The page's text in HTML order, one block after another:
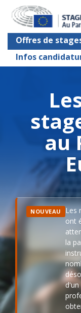
Offres de
Infos
au
NOUVEAU
Les
ont
la
d'un